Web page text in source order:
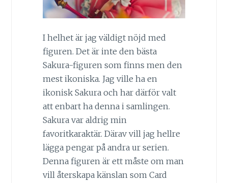
I helhet är jag väldigt nöjd med
figuren. Det är inte den bästa
Sakura-figuren som finns men den
mest ikoniska. Jag ville ha en
ikonisk Sakura och har därför valt
att enbart ha denna i samlingen.
Sakura var aldrig min
favoritkaraktär. Därav vill jag hellre
lägga pengar på andra ur serien.
Denna figuren är ett måste om man
vill återskapa känslan som Card